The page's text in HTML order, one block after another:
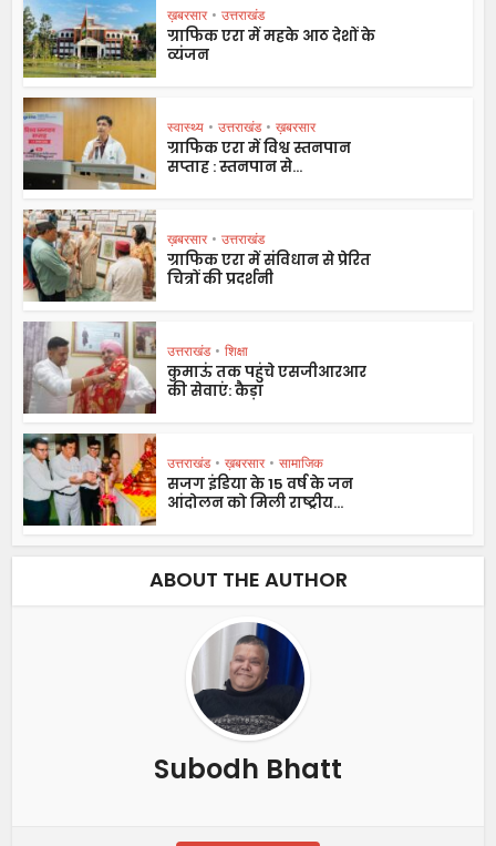
ख़बरसार • उत्तराखंड
ग्राफिक एरा में महके आठ देशों के
व्यंजन
स्वास्थ्य • उत्तराखंड • ख़बरसार
ग्राफिक एरा में विश्व स्तनपान
सप्ताह : स्तनपान से...
ख़बरसार • उत्तराखंड
ग्राफिक एरा में संविधान से प्रेरित
चित्रों की प्रदर्शनी
उत्तराखंड • शिक्षा
कुमाऊं तक पहुंचे एसजीआरआर
की सेवाएं: कैड़ा
उत्तराखंड • ख़बरसार • सामाजिक
सजग इंडिया के 15 वर्ष के जन
आंदोलन को मिली राष्ट्रीय...
ABOUT THE AUTHOR
Subodh Bhatt